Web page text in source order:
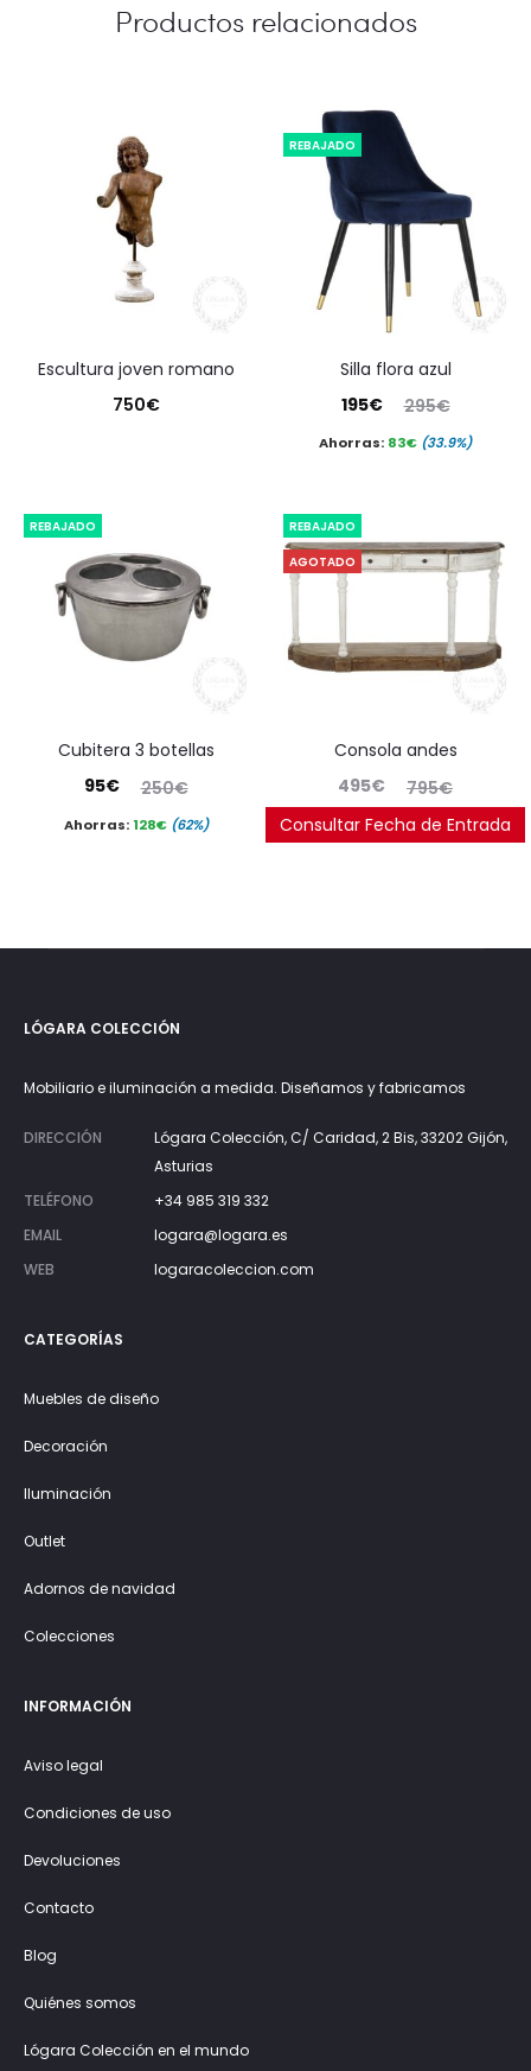
Productos relacionados
escultura joven romano
750€
REBAJADO
silla flora azul
295€
El
precio
era:
295€.
195€
El
precio
es:
195€.
Ahorras: 83€ (33.9%)
REBAJADO
cubitera 3 botellas
250€
El
precio
95€
precioAhorras: 128€ (62%)
REBAJADO
AGOTADO
consola andes
795€
El
precio
495€
precioAhorras:248€(37.7%)
Consultar Fecha de Entrada
LÓGARA COLECCIÓN
Mobiliario e iluminación a medida. Diseñamos y fabricamos
DIRECCIÓN
Lógara Colección, C/ Caridad, 2 Bis, 33202 Gijón,
Asturias
TELÉFONO
+34 985 319 332
EMAIL
logara@logara.es
WEB
logaracoleccion.com
CATEGORÍAS
Muebles de diseño
Decoración
Iluminación
Outlet
Adornos de navidad
Colecciones
INFORMACIÓN
Aviso legal
Condiciones de uso
Devoluciones
Contacto
Blog
Quiénes somos
Lógara Colección en el mundo